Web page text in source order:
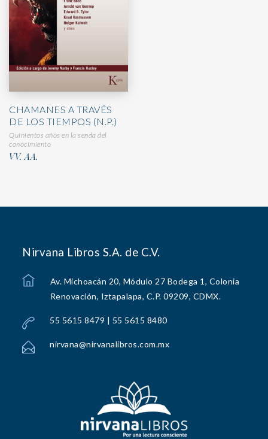
CHAMANES A TRAVÉS
DE LOS TIEMPOS (N.P.)
Quinientos años en la senda del
conocimiento
VV. AA.
Nirvana Libros S.A. de C.V.
Av. Michoacán 20, Módulo 27 Bodega 1, Colonia
Renovación, Iztapalapa, C.P. 09209, CDMX.
55 5615 8479 | 55 5615 8480
nirvana@nirvanalibros.com.mx